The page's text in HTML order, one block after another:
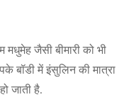
जैसी बीमारी को भी
बॉडी में इंसुलिन की मात्रा
जाती है.